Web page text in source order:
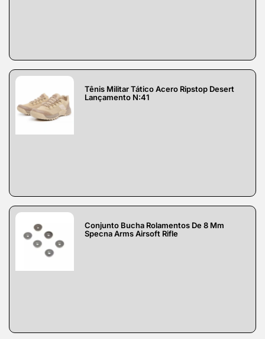
Tênis Militar Tático Acero Ripstop Desert
Lançamento N:41
Conjunto Bucha Rolamentos De 8 Mm
Specna Arms Airsoft Rifle